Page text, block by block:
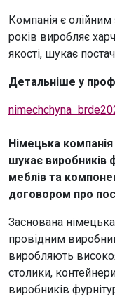
Компанія є
років виробляє
якості, шукає
Детальніше у
Німецька
шукає виробників
меблів та
договором про
Заснована
провідним
виробляють
столики,
виробників